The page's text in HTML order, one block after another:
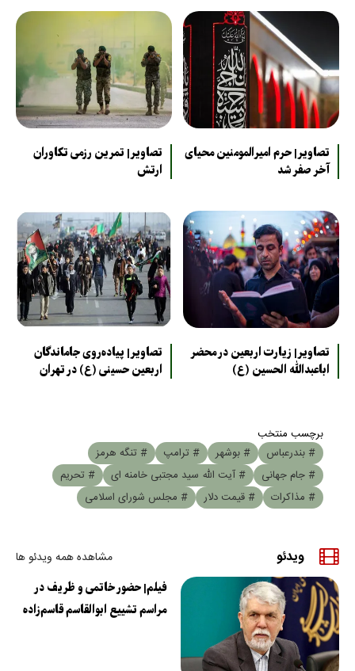
تصاویر| حرم امیرالمومنین محیای
آخر صفر شد
تصاویر| تمرین رزمی تکاوران
ارتش
تصاویر| زیارت اربعین در محضر
اباعبدالله الحسین (ع)
تصاویر| پیاده‌روی جاماندگان
اربعین حسینی (ع) در تهران
برچسب منتخب
# بندرعباس
# بوشهر # ترامپ
# تنگه هرمز
# جام جهانی
# آیت الله سید مجتبی خامنه ای
# تحریم
# مذاکرات
# قیمت دلار # مجلس شورای اسلامی
ویدئو مشاهده همه ویدئو ها
فیلم| حضور خاتمی و ظریف در
مراسم تشییع ابوالقاسم قاسم‌زاده